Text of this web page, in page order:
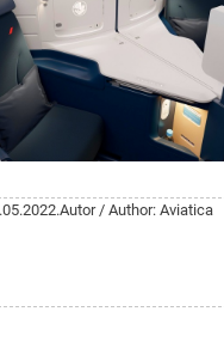
Autor / Author: Aviatica